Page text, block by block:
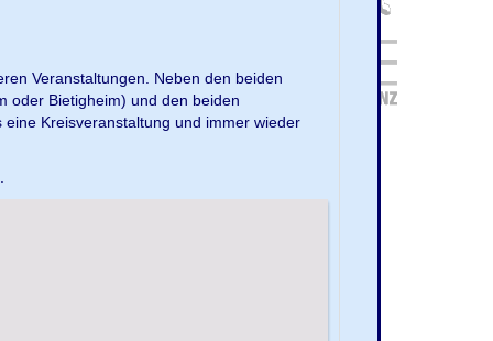
Veranstaltungen. Neben den beiden
oder Bietigheim) und den beiden
Kreisveranstaltung und immer wieder